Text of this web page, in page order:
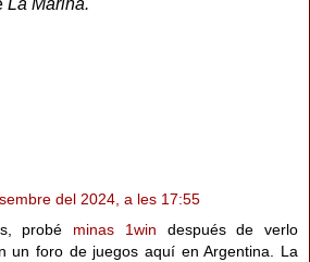
La Marina.
del 2024, a les 17:55
probé minas 1win después de verlo
un foro de juegos aquí en Argentina. La